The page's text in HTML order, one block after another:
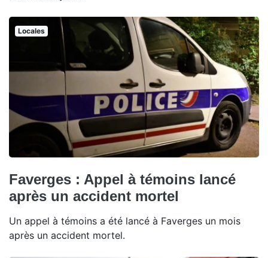
Locales
Faverges : Appel à témoins lancé
après un accident mortel
Un appel à témoins a été lancé à Faverges un mois
après un accident mortel.